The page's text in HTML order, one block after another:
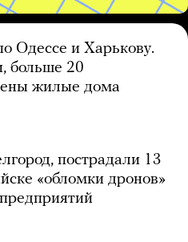
Одессе и Харькову.
больше 20
жилые дома
пострадали 13
«обломки дронов»